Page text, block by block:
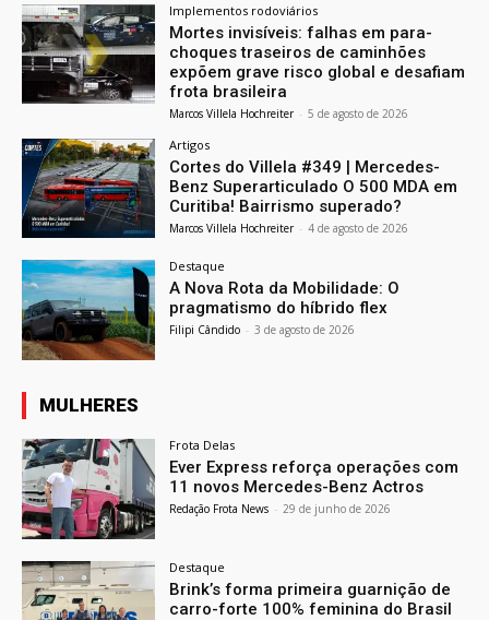
Implementos rodoviários
Mortes invisíveis: falhas em para-
choques traseiros de caminhões
expõem grave risco global e desafiam
frota brasileira
Marcos Villela Hochreiter - 5 de agosto de 2026
Artigos
Cortes do Villela #349 | Mercedes-
Benz Superarticulado O 500 MDA em
Curitiba! Bairrismo superado?
Marcos Villela Hochreiter - 4 de agosto de 2026
Destaque
A Nova Rota da Mobilidade: O
pragmatismo do híbrido flex
Filipi Cândido - 3 de agosto de 2026
MULHERES
Frota Delas
Ever Express reforça operações com
11 novos Mercedes-Benz Actros
Redação Frota News - 29 de junho de 2026
Destaque
Brink’s forma primeira guarnição de
carro-forte 100% feminina do Brasil